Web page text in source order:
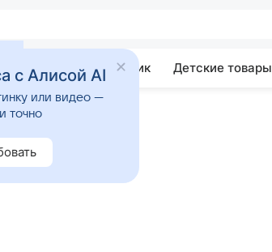
Почемучка Учебник Детские товары
с Алисой AI
или видео —
точно